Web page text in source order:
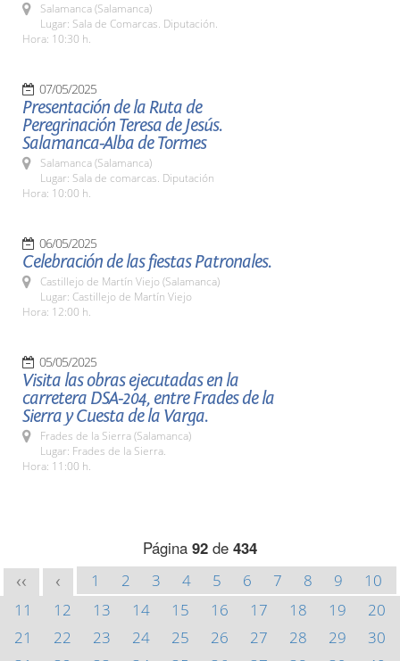
Salamanca (Salamanca)
Lugar: Sala de Comarcas. Diputación.
Hora: 10:30 h.
07/05/2025
Presentación de la Ruta de
Peregrinación Teresa de Jesús.
Salamanca-Alba de Tormes
Salamanca (Salamanca)
Lugar: Sala de comarcas. Diputación
Hora: 10:00 h.
06/05/2025
Celebración de las fiestas Patronales.
Castillejo de Martín Viejo (Salamanca)
Lugar: Castillejo de Martín Viejo
Hora: 12:00 h.
05/05/2025
Visita las obras ejecutadas en la
carretera DSA-204, entre Frades de la
Sierra y Cuesta de la Varga.
Frades de la Sierra (Salamanca)
Lugar: Frades de la Sierra.
Hora: 11:00 h.
Página 92 de 434
<< < 1 2 3 4 5 6 7 8 9
10
11
12 13 14 15 16 17 18 19
20
21
22 23 24 25 26 27 28 29
30